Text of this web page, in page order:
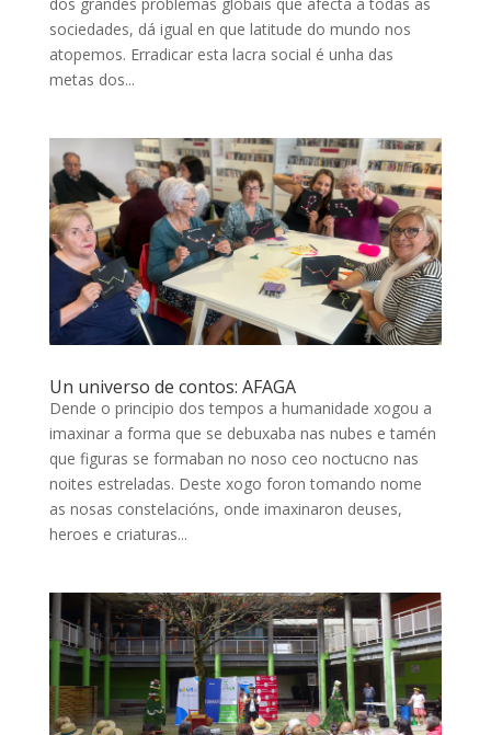
sociedades, dá igual en que latitude do mundo nos
atopemos. Erradicar esta lacra social é unha das
metas dos...
Un universo de contos: AFAGA
Dende o principio dos tempos a humanidade xogou a
imaxinar a forma que se debuxaba nas nubes e tamén
que figuras se formaban no noso ceo noctucno nas
noites estreladas. Deste xogo foron tomando nome
as nosas constelacións, onde imaxinaron deuses,
heroes e criaturas...